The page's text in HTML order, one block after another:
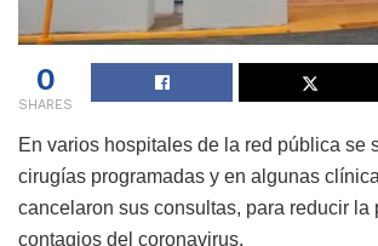
0
SHARES
En varios hospitales de la red pública se
cirugías programadas y en algunas
cancelaron sus consultas, para reducir la
contagios del coronavirus.